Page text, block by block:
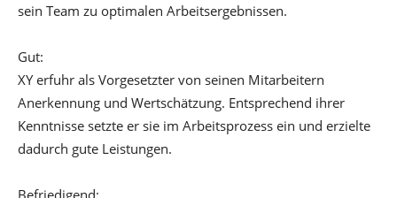
sein Team zu optimalen Arbeitsergebnissen.
Gut:
XY erfuhr als Vorgesetzter von seinen Mitarbeitern
Anerkennung und Wertschätzung. Entsprechend ihrer
Kenntnisse setzte er sie im Arbeitsprozess ein und erzielte
dadurch gute Leistungen.